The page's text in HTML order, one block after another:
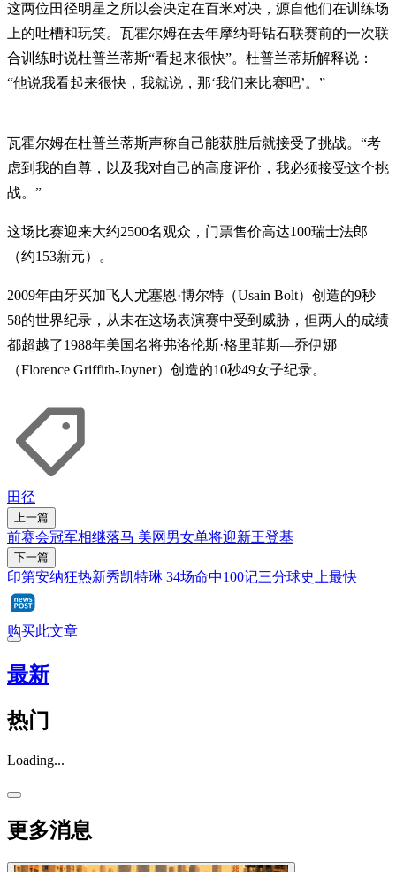
这两位田径明星之所以会决定在百米对决，源自他们在训练场
上的吐槽和玩笑。瓦霍尔姆在去年摩纳哥钻石联赛前的一次联
合训练时说杜普兰蒂斯“看起来很快”。杜普兰蒂斯解释说：
“他说我看起来很快，我就说，那‘我们来比赛吧’。”
瓦霍尔姆在杜普兰蒂斯声称自己能获胜后就接受了挑战。“考
虑到我的自尊，以及我对自己的高度评价，我必须接受这个挑
战。”
这场比赛迎来大约2500名观众，门票售价高达100瑞士法郎
（约153新元）。
2009年由牙买加飞人尤塞恩·博尔特（Usain Bolt）创造的9秒
58的世界纪录，从未在这场表演赛中受到威胁，但两人的成绩
都超越了1988年美国名将弗洛伦斯·格里菲斯—乔伊娜
（Florence Griffith-Joyner）创造的10秒49女子纪录。
田径
上一篇
前赛会冠军相继落马 美网男女单将迎新王登基
下一篇
印第安纳狂热新秀凯特琳 34场命中100记三分球史上最快
购买此文章
最新
热门
Loading...
更多消息